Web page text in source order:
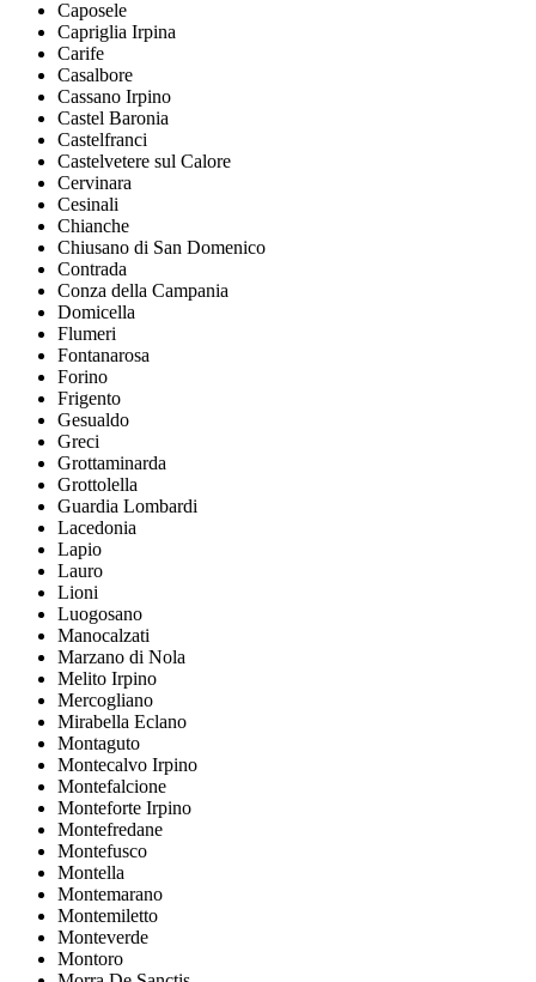
Caposele
Capriglia Irpina
Carife
Casalbore
Cassano Irpino
Castel Baronia
Castelfranci
Castelvetere sul Calore
Cervinara
Cesinali
Chianche
Chiusano di San Domenico
Contrada
Conza della Campania
Domicella
Flumeri
Fontanarosa
Forino
Frigento
Gesualdo
Greci
Grottaminarda
Grottolella
Guardia Lombardi
Lacedonia
Lapio
Lauro
Lioni
Luogosano
Manocalzati
Marzano di Nola
Melito Irpino
Mercogliano
Mirabella Eclano
Montaguto
Montecalvo Irpino
Montefalcione
Monteforte Irpino
Montefredane
Montefusco
Montella
Montemarano
Montemiletto
Monteverde
Montoro